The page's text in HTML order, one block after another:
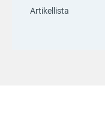
Artikellista